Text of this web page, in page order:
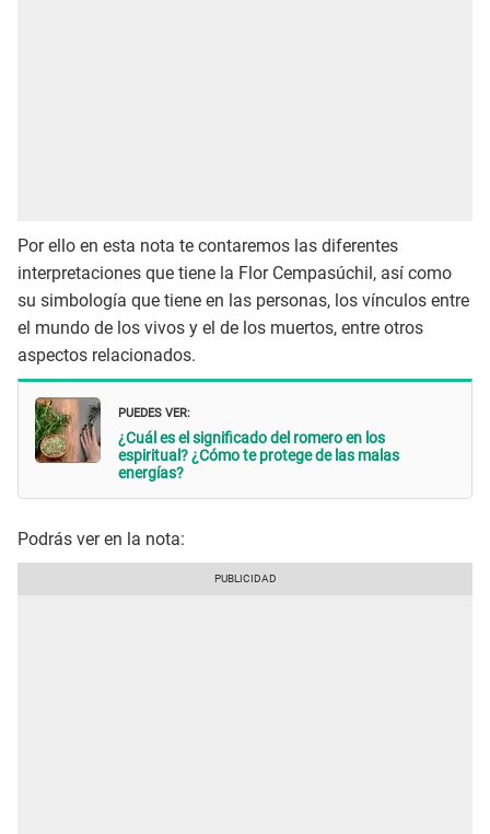
Por ello en esta nota te contaremos las diferentes
interpretaciones que tiene la Flor Cempasúchil, así como
su simbología que tiene en las personas, los vínculos entre
el mundo de los vivos y el de los muertos, entre otros
aspectos relacionados.
PUEDES VER:
¿Cuál es el significado del romero en los
espiritual? ¿Cómo te protege de las malas
energías?
Podrás ver en la nota: